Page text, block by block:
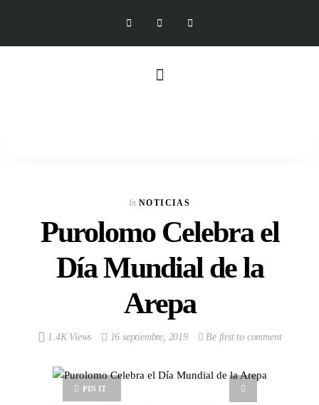
In NOTICIAS
Purolomo Celebra el
Día Mundial de la
Arepa
1.4K Views 16 septiembre, 2019 Be first to comment
PIN IT